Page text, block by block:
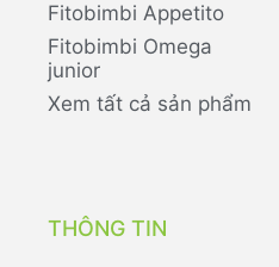
Fitobimbi Appetito
Fitobimbi Omega
junior
Xem tất cả sản phẩm
THÔNG TIN